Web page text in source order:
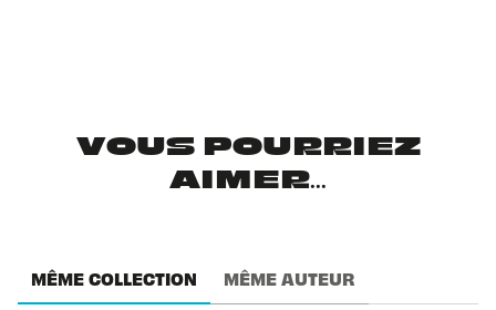
VOUS POURRIEZ
AIMER...
MÊME COLLECTION MÊME AUTEUR